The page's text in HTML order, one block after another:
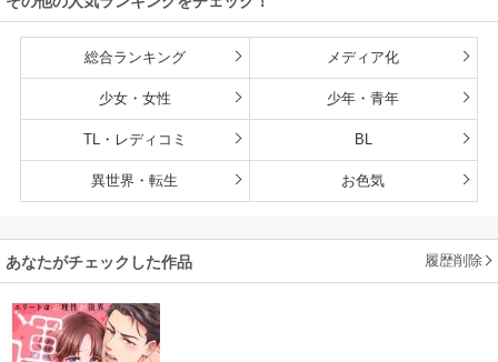
総合ランキング メディア化
少女・女性 少年・青年
TL・レディコミ BL
異世界・転生 お色気
あなたがチェックした作品 履歴削除